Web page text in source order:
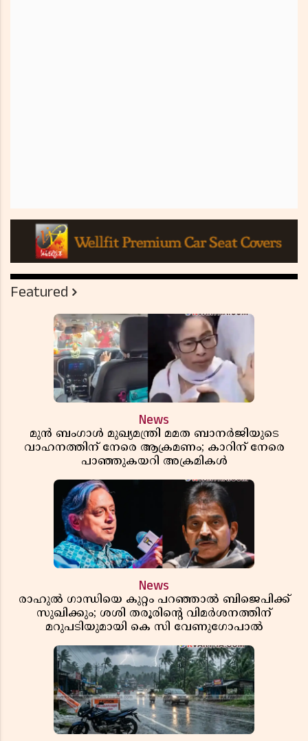
Featured
News
മുൻ ബംഗാൾ മുഖ്യമന്ത്രി മമത ബാനർജിയുടെ
വാഹനത്തിന് നേരെ ആക്രമണം; കാറിന് നേരെ
പാഞ്ഞുകയറി അക്രമികൾ
News
രാഹുൽ ഗാന്ധിയെ കുറ്റം പറഞ്ഞാൽ ബിജെപിക്ക്
സുഖിക്കും; ശശി തരൂരിന്റെ വിമർശനത്തിന്
മറുപടിയുമായി കെ സി വേണുഗോപാൽ